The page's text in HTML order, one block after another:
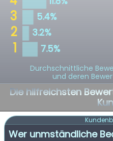
Durchschnittliche
und deren
Die hilfreichsten
Wer unmständliche